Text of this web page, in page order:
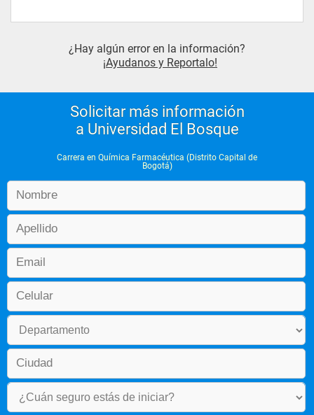
¿Hay algún error en la información?
¡Ayudanos y Reportalo!
Solicitar más información
a Universidad El Bosque
Carrera en Química Farmacéutica (Distrito Capital de
Bogotá)